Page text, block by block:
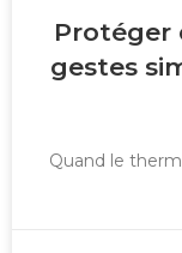
Protéger
gestes
Quand le